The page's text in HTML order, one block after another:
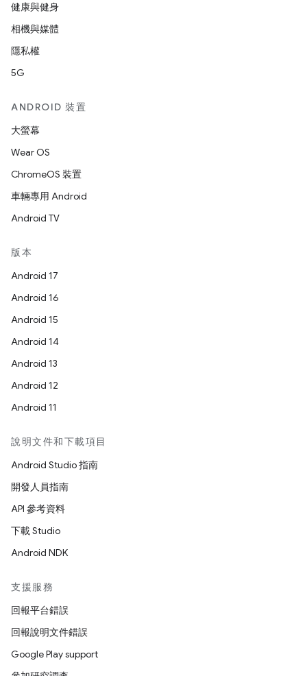
健康與健身
相機與媒體
隱私權
5G
ANDROID 裝置
大螢幕
Wear OS
ChromeOS 裝置
車輛專用 Android
Android TV
版本
Android 17
Android 16
Android 15
Android 14
Android 13
Android 12
Android 11
說明文件和下載項目
Android Studio 指南
開發人員指南
API 參考資料
下載 Studio
Android NDK
支援服務
回報平台錯誤
回報說明文件錯誤
Google Play support